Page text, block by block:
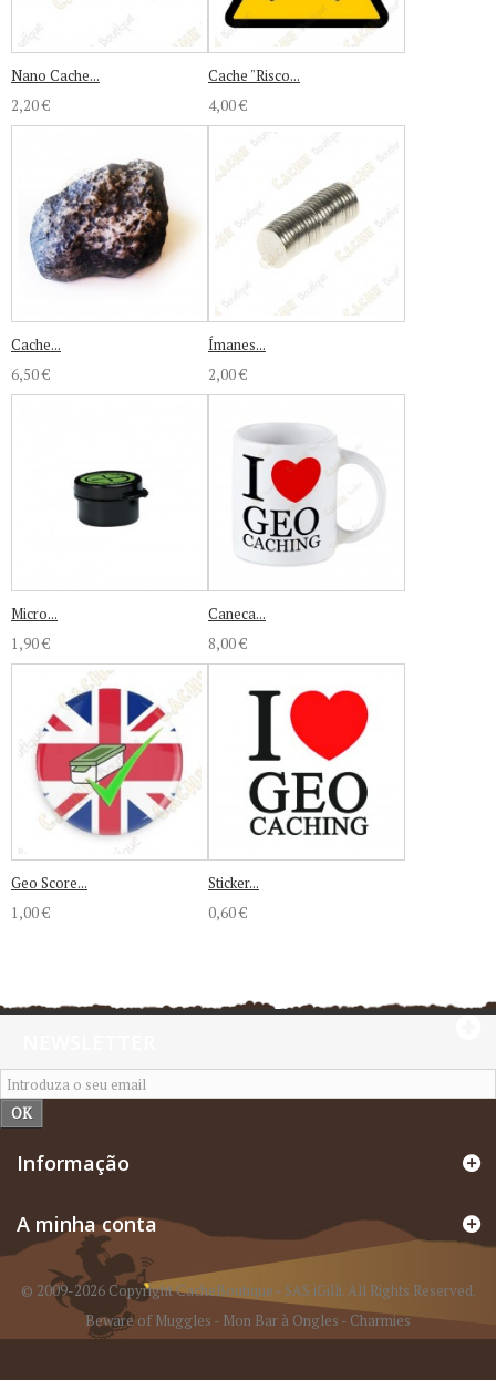
Nano Cache...
2,20 €
Cache "Risco...
4,00 €
Cache...
6,50 €
Ímanes...
2,00 €
Micro...
1,90 €
Caneca...
8,00 €
Geo Score...
1,00 €
Sticker...
0,60 €
OK
Informação
A minha conta
© 2009-2026 Copyright CacheBoutique - SAS iGilli. All Rights Reserved.
Beware of Muggles - Mon Bar à Ongles - Charmies